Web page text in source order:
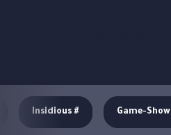
Game-Show
#
Insidious